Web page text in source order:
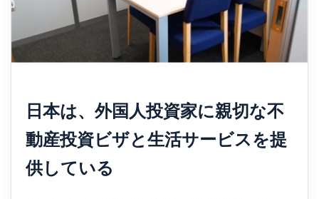
日本は、外国人投資家に親切な不
動産投資ビザと生活サービスを提
供している